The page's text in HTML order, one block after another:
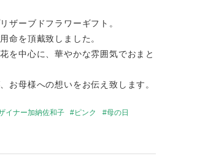
ザーブドフラワーギフト。
命を頂戴致しました。
を中心に、華やかな雰囲気でおまと
お母様への想いをお伝え致します。
イナー加納佐和子 ピンク
母の日